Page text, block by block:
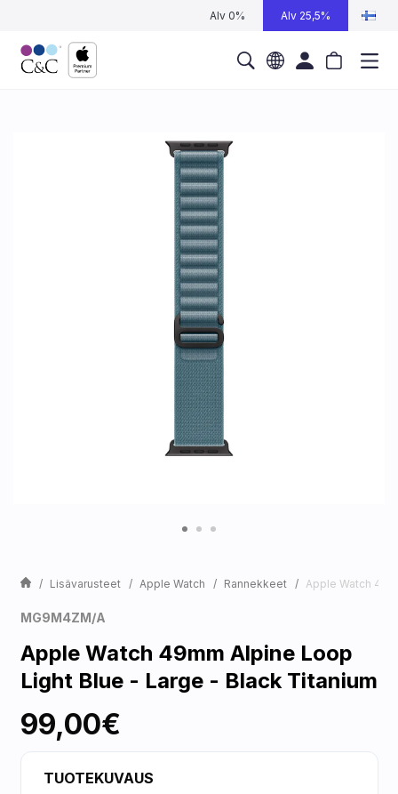
Alv 0% Alv 25,5%
Lisävarusteet Apple Watch Rannekkeet Apple Watch
MG9M4ZM/A
Apple Watch 49mm Alpine Loop
Light Blue - Large - Black Titanium
99,00€
TUOTEKUVAUS